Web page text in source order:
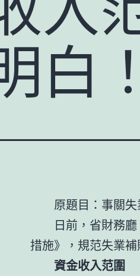
白！
原題目：事關
日前，省財務
措施》，規范失業
資金收入范圍